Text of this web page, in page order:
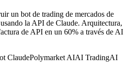
un bot de trading de mercados de
la API de Claude. Arquitectura,
de API en un 60% a través de AI
ClaudePolymarket AIAI TradingAI